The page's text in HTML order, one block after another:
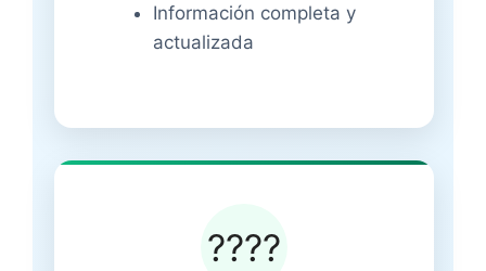
Información completa y
actualizada
????